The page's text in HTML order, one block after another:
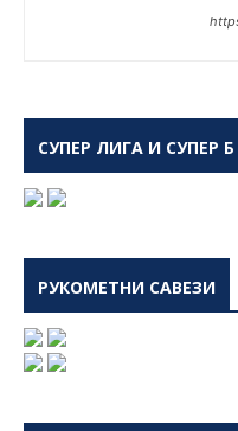
СУПЕР ЛИГА И СУПЕР
РУКОМЕТНИ САВЕЗИ